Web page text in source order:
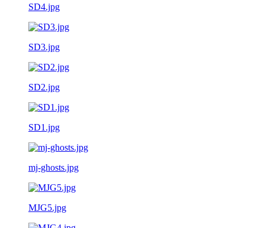
SD4.jpg
SD3.jpg
SD2.jpg
SD1.jpg
mj-ghosts.jpg
MJG5.jpg